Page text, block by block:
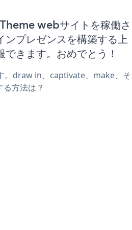
webサイトを稼働さ
プレゼンスを構築する上
きます。おめでとう！
。draw in、captivate、make、そ
方法は？